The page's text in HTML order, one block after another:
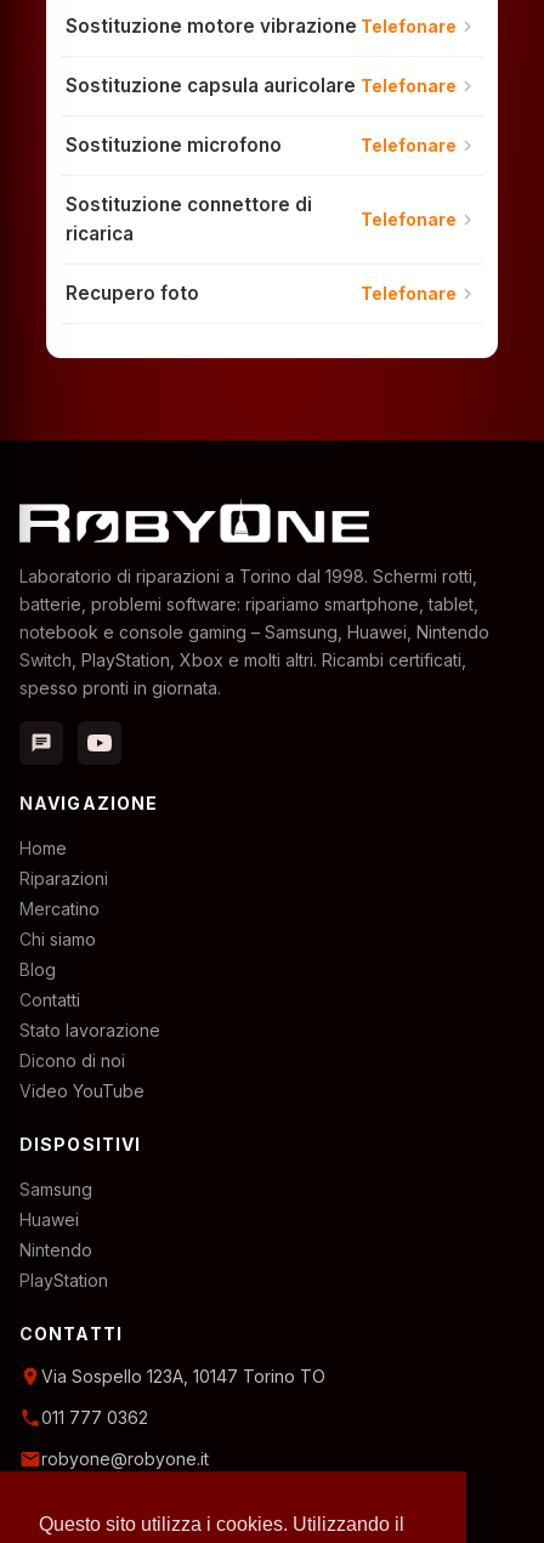
Questo sito utilizza i cookies. Utilizzando il
Sostituzione motore vibrazione Telefonare chevron_right
Sostituzione capsula auricolare Telefonare chevron_right
Sostituzione microfono Telefonare chevron_right
Sostituzione connettore di
ricarica
Telefonare chevron_right
Recupero foto Telefonare chevron_right
Laboratorio di riparazioni a Torino dal 1998. Schermi rotti,
batterie, problemi software: ripariamo smartphone, tablet,
notebook e console gaming – Samsung, Huawei, Nintendo
Switch, PlayStation, Xbox e molti altri. Ricambi certificati,
spesso pronti in giornata.
chat
NAVIGAZIONE
Home
Riparazioni
Mercatino
Chi siamo
Blog
Contatti
Stato lavorazione
Dicono di noi
Video YouTube
DISPOSITIVI
Samsung
Huawei
Nintendo
PlayStation
CONTATTI
location_onVia Sospello 123A, 10147 Torino TO
phone011 777 0362
emailrobyone@robyone.it
Mar, Gio, Sab: 10:00–12:30Domenica: chiuso